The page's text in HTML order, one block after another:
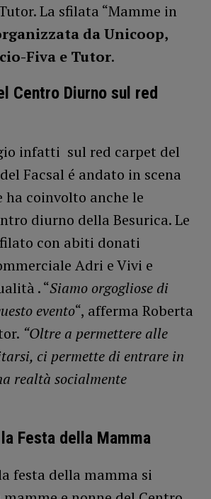
La sfilata “Mamme in
da Unicoop,
Fiva e Tutor.
Centro Diurno sul red
infatti sul red carpet del
Facsal é andato in scena
ha coinvolto anche le
diurno della Besurica. Le
con abiti donati
Adri e Vivi e
. “Siamo orgogliose di
evento“, afferma Roberta
“Oltre a permettere alle
ci permette di entrare in
realtà socialmente
Festa della Mamma
festa della mamma si